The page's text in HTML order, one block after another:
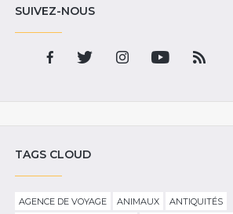
SUIVEZ-NOUS
TAGS CLOUD
AGENCE DE VOYAGE ANIMAUX
ANTIQUITÉS